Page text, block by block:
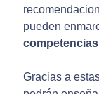
pueden
Gracias a